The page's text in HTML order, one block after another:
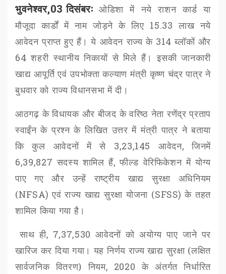
भुवनेश्वर,03 दिसंबरः ओडिशा में नये राशन कार्ड या
मौजूदा कार्डों में नाम जोड़ने के लिए 15.33 लाख नये
आवेदन प्राप्त हुए हैं। ये आवेदन राज्य के 314 ब्लॉकों और
64 शहरी स्थानीय निकायों से मिले हैं। इसकी जानकारी
खाद्य आपूर्ति एवं उपभोक्ता कल्याण मंत्री कृष्ण चंद्र पात्र ने
बुधवार को राज्य विधानसभा में दी।
आठगढ़ के विधायक और बीजद के वरिष्ठ नेता रणेंद्र प्रताप
स्वाईंन के प्रश्न के लिखित उत्तर में मंत्री पात्र ने बताया
कि कुल आवेदनों में से 3,23,145 आवेदन,जिनमें
6,39,827 सदस्य शामिल हैं,फील्ड वेरिफिकेशन में योग्य
पाए गए और उन्हें राष्ट्रीय खाद्य सुरक्षा अधिनियम
(NFSA)एवं राज्य खाद्य सुरक्षा योजना (SFSS)के तहत
शामिल किया गया है।
साथ ही, 7,37,530 आवेदनों को अयोग्य पाए जाने पर
खारिज कर दिया गया। यह निर्णय राज्य खाद्य सुरक्षा (लक्षित
सार्वजनिक वितरण) नियम, 2020 के अंतर्गत निर्धारित